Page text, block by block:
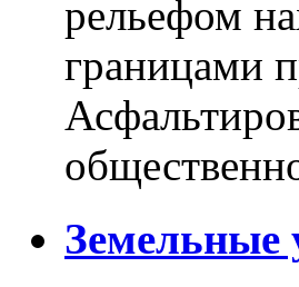
рельефом
границами